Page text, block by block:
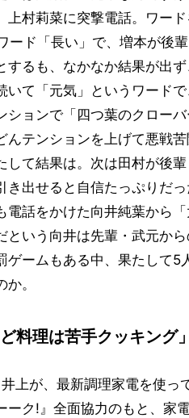
村莉菜に突撃電話。ワー
ド「長い」で、増本が後輩
るも、なかなか結果が出
て「元気」というワード
ョンで「四つ葉のクロー
んテンションを上げて悪戦
て結果は。次は田村が後輩
出せると自信たっぷりだ
話をかけた向井純葉から「
という向井は先輩・武元か
ゲームもある中、果たして5
。
料理は苦手クッキング」
上が、最新調理家電を使っ
ク!』全面協力のもと、家